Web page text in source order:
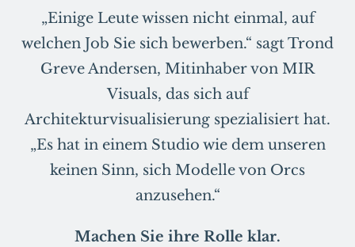
„Einige Leute wissen nicht einmal, auf
welchen Job Sie sich bewerben.“ sagt Trond
Greve Andersen, Mitinhaber von MIR
Visuals, das sich auf
Architekturvisualisierung spezialisiert hat.
„Es hat in einem Studio wie dem unseren
keinen Sinn, sich Modelle von Orcs
anzusehen.“
Machen Sie ihre Rolle klar.